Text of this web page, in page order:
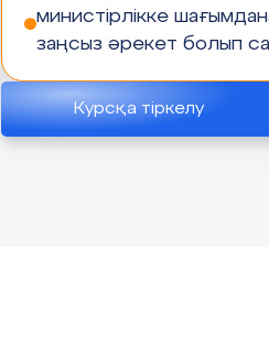
министірлікке
заңсыз әрекет болып
Курсқа тіркелу